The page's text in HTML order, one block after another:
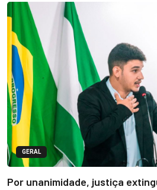
GERAL
Por unanimidade, justiça